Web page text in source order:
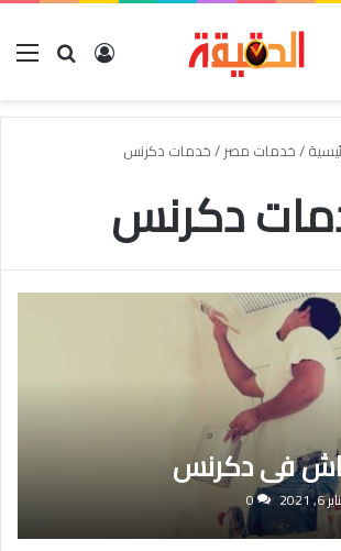
بحث عنتسجيل
/خدمات مصر/خدمات دكرنس
دكرنس
فى دكرنس
6, 2021
0